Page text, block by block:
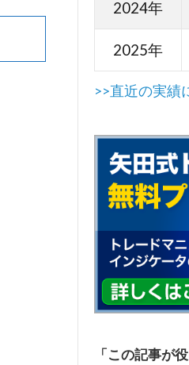
2024年
2025年
>>直近の実績
「この記事が